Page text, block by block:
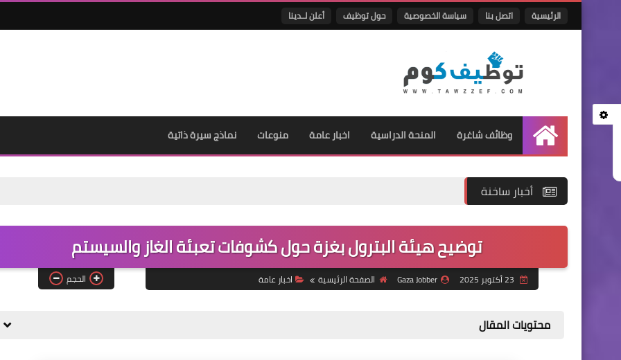
الرئيسية اتصل بنا سياسة الخصوصية حول توظيف أعلن لــدينا
الرئيسية
وظائف شاغرة المنحة الدراسية اخبار عامة منوعات نماذج سيرة ذاتية
أخبار ساخنة
توضيح هيئة البترول بغزة حول كشوفات تعبئة الغاز والسيستم
Gaza Jobber الصفحة الرئيسية اخبار عامة الحجم
محتويات المقال